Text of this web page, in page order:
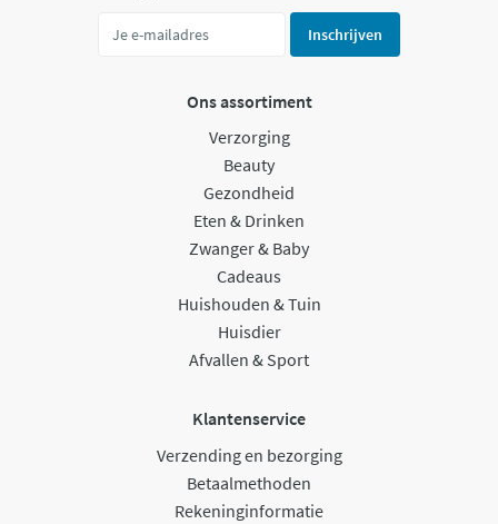
Inschrijven
Ons assortiment
Verzorging
Beauty
Gezondheid
Eten & Drinken
Zwanger & Baby
Cadeaus
Huishouden & Tuin
Huisdier
Afvallen & Sport
Klantenservice
Verzending en bezorging
Betaalmethoden
Rekeninginformatie